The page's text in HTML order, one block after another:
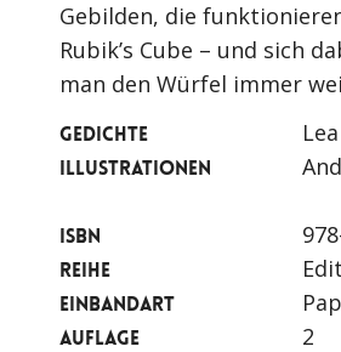
Gebilden, die
Rubik’s Cube – und sich
man den Würfel immer
GEDICHTE
ILLUSTRATIONEN
ISBN
REIHE
EINBANDART
AUFLAGE 2